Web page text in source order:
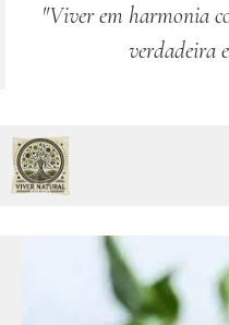
"Viver em harmonia
verdadeira